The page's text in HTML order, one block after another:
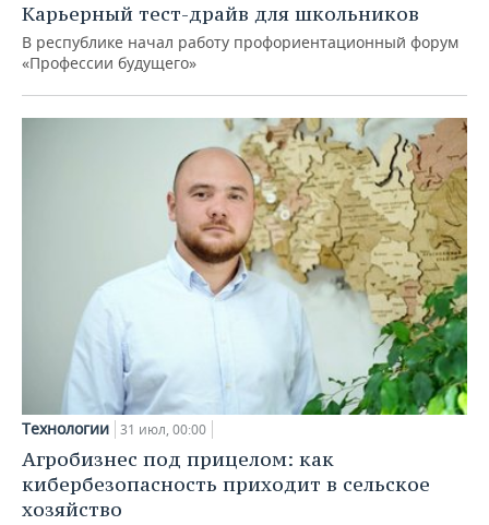
Карьерный тест-драйв для школьников
В республике начал работу профориентационный форум
«Профессии будущего»
Технологии 31 июл, 00:00
Агробизнес под прицелом: как
кибербезопасность приходит в сельское
хозяйство